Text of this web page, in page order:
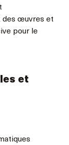
des œuvres et
pour le
et